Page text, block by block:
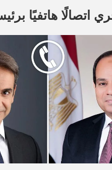
اتصالًا هاتفيًا